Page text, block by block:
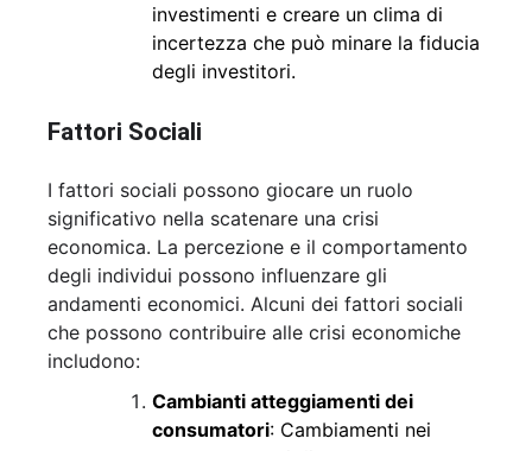
investimenti e creare un clima di
incertezza che può minare la fiducia
degli investitori.
Fattori Sociali
I fattori sociali possono giocare un ruolo
significativo nella scatenare una crisi
economica. La percezione e il comportamento
degli individui possono influenzare gli
andamenti economici. Alcuni dei fattori sociali
che possono contribuire alle crisi economiche
includono:
Cambianti atteggiamenti dei
consumatori: Cambiamenti nei